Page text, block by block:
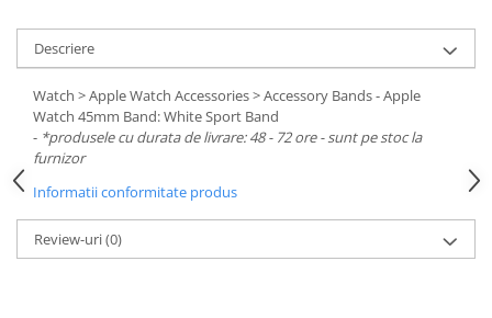
CPU
Memorii
SSD
Hard Disc-uri
Carcase
Surse
Cooler
Descriere
Watch > Apple Watch Accessories > Accessory Bands - Apple
Watch 45mm Band: White Sport Band
- *produsele cu durata de livrare: 48 - 72 ore - sunt pe stoc la
furnizor
Informatii conformitate produs
Review-uri(0)